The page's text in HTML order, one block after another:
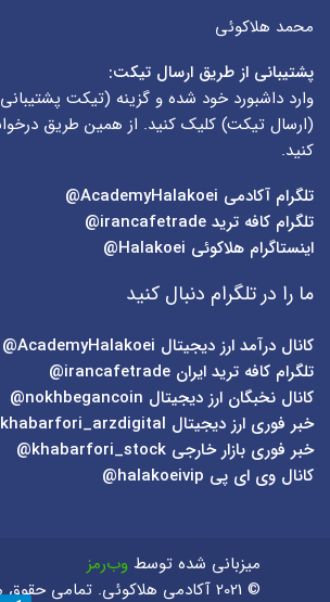
محمد هلاکوئی
پشتیبانی از طریق ارسال تیکت:
وارد داشبورد خود شده و گزینه (تیکت پشتیبانی
(ارسال تیکت) کلیک کنید. از همین طریق
کنید.
تلگرام آکادمی
تلگرام کافه ترید irancafetrade@
اینستاگرام هلاکوئی Halakoei@
ما را در تلگرام دنبال کنید
کانال درآمد ارز دیجیتال AcademyHalakoei@
تلگرام کافه ترید ایران irancafetrade@
کانال نخبگان ارز دیجیتال nokhbegancoin@
خبر فوری ارز دیجیتال khabarfori_arzdigital@
خبر فوری بازار خارجی khabarfori_stock@
کانال وی ای پی halakoeivip@
میزبانی شده توسط وب‌رمز
© 2021 آکادمی هلاکوئی. تمامی حقوق محفوظ است.